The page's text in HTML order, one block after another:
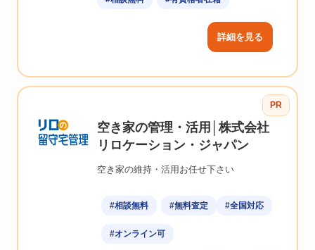
詳細を見る
PR
空き家の管理・活用│株式会社
リロケーション・ジャパン
空き家の維持・活用お任せ下さい
#相談無料 #無料査定 #全国対応
#オンライン可